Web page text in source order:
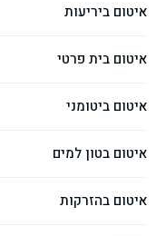
איטום ביריעות
איטום בית פרטי
איטום ביטומני
איטום בטון למים
איטום בהזרקות